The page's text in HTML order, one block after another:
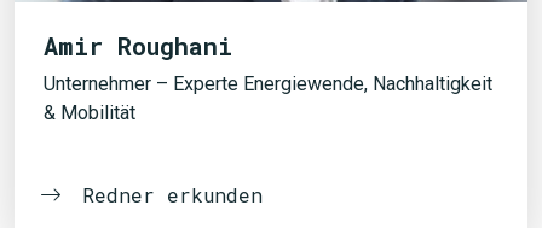
Amir Roughani
Unternehmer – Experte Energiewende, Nachhaltigkeit
& Mobilität
Redner erkunden